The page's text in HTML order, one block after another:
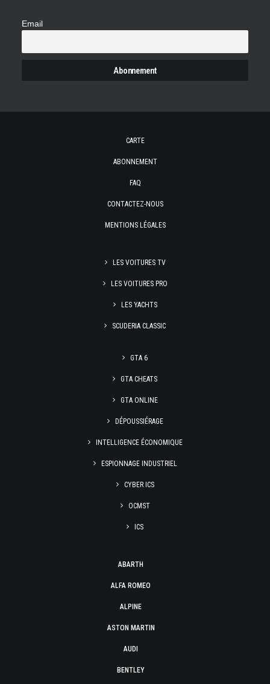
Email
CARTE
ABONNEMENT
FAQ
CONTACTEZ-NOUS
MENTIONS LÉGALES
LES VOITURES TV
LES VOITURES PRO
LES YACHTS
SCUDERIA CLASSIC
GTA 6
GTA CHEATS
GTA ONLINE
DÉPOUSSIÉRAGE
INTELLIGENCE ÉCONOMIQUE
ESPIONNAGE INDUSTRIEL
CYBER ICS
OCMST
ICS
ABARTH
ALFA ROMEO
ALPINE
ASTON MARTIN
AUDI
BENTLEY